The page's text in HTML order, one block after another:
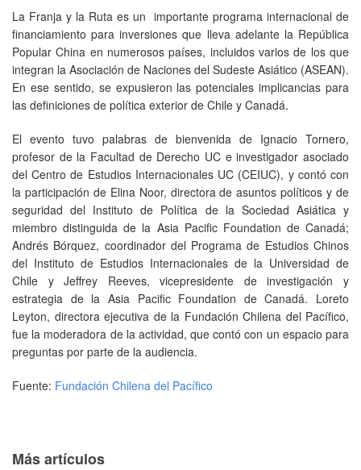
La Franja y la Ruta es un importante programa internacional de
financiamiento para inversiones que lleva adelante la República
Popular China en numerosos países, incluidos varios de los que
integran la Asociación de Naciones del Sudeste Asiático (ASEAN).
En ese sentido, se expusieron las potenciales implicancias para
las definiciones de política exterior de Chile y Canadá.
El evento tuvo palabras de bienvenida de Ignacio Tornero,
profesor de la Facultad de Derecho UC e investigador asociado
del Centro de Estudios Internacionales UC (CEIUC), y contó con
la participación de Elina Noor, directora de asuntos políticos y de
seguridad del Instituto de Política de la Sociedad Asiática y
miembro distinguida de la Asia Pacific Foundation de Canadá;
Andrés Bórquez, coordinador del Programa de Estudios Chinos
del Instituto de Estudios Internacionales de la Universidad de
Chile y Jeffrey Reeves, vicepresidente de investigación y
estrategia de la Asia Pacific Foundation de Canadá. Loreto
Leyton, directora ejecutiva de la Fundación Chilena del Pacífico,
fue la moderadora de la actividad, que contó con un espacio para
preguntas por parte de la audiencia.
Fuente: Fundación Chilena del Pacífico
Más artículos